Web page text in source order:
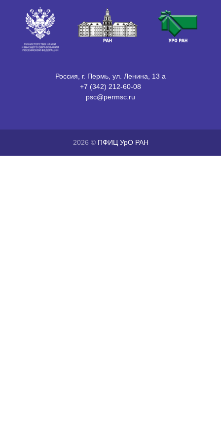
Россия, г. Пермь, ул. Ленина, 13 а
+7 (342) 212-60-08
psc@permsc.ru
2026 © ПФИЦ УрО РАН